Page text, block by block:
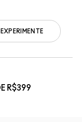
EXPERIMENTE
R$399